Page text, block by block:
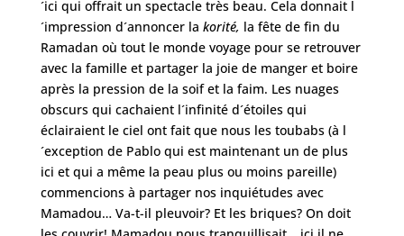
´ici qui offrait un spectacle très beau. Cela donnait l
´impression d´annoncer la korité, la fête de fin du
Ramadan où tout le monde voyage pour se retrouver
avec la famille et partager la joie de manger et boire
après la pression de la soif et la faim. Les nuages
obscurs qui cachaient l´infinité d´étoiles qui
éclairaient le ciel ont fait que nous les toubabs (à l
´exception de Pablo qui est maintenant un de plus
ici et qui a même la peau plus ou moins pareille)
commencions à partager nos inquiétudes avec
Mamadou… Va-t-il pleuvoir? Et les briques? On doit